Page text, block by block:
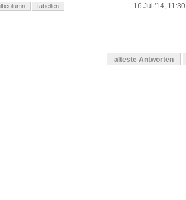
16 Jul '14, 11:30
tabellen
älteste Antworten